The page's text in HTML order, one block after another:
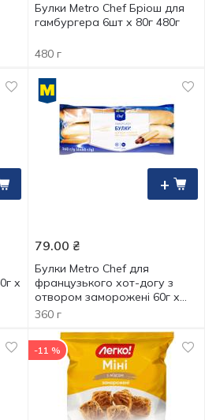
Булки Metro Chef Бріош для
гамбургера 6шт х 80г 480г
480 г
х
+
79.00 ₴
Булки Metro Chef для
французького хот-догу з
отвором заморожені 60г х
6шт
360 г
-11 %